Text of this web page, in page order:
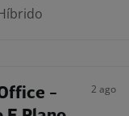
-
2 ago